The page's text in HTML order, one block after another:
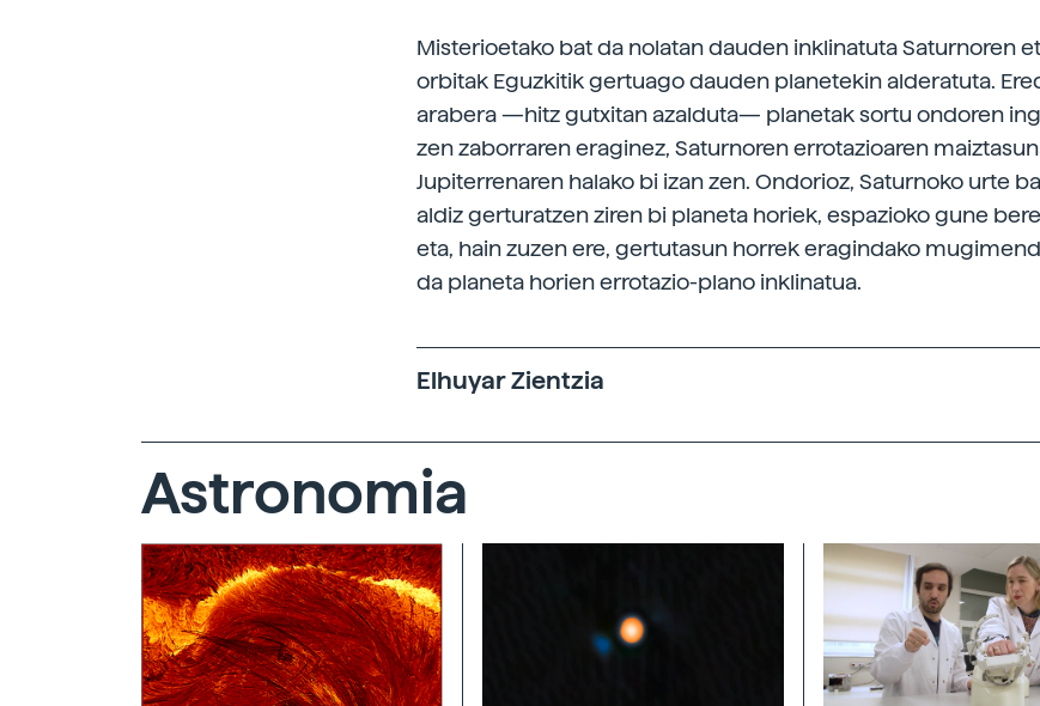
Misterioetako bat da nolatan dauden inklinatuta Saturnoren
orbitak Eguzkitik gertuago dauden planetekin alderatuta.
arabera —hitz gutxitan azalduta— planetak sortu ondoren
zen zaborraren eraginez, Saturnoren errotazioaren
Jupiterrenaren halako bi izan zen. Ondorioz, Saturnoko urte
aldiz gerturatzen ziren bi planeta horiek, espazioko gune
eta, hain zuzen ere, gertutasun horrek eragindako
da planeta horien errotazio-plano inklinatua.
Elhuyar Zientzia
Astronomia